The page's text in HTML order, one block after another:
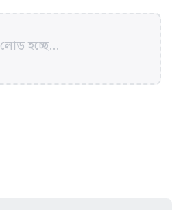
লোড হচ্ছে...